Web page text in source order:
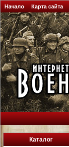
Начало Карта сайта
Каталог